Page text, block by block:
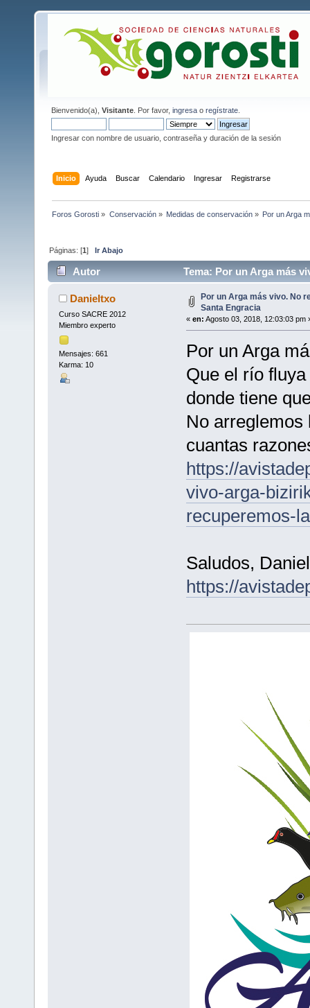
Bienvenido(a), Visitante . Por favor, ingresa o regístrate
Ingresar con nombre de usuario, contraseña y duración de la sesión
Inicio Ayuda Buscar Calendario Ingresar Registrarse
Foros Gorosti » Conservación» Medidas de conservación» Por un Arga
Páginas: [1]Ir Abajo
Autor Tema: Por un Arga más
Danieltxo
Curso SACRE 2012
Miembro experto
Mensajes: 661
Karma: 10
Por un Arga más vivo. No
Santa Engracia
« en: Agosto 03, 2018, 12:03:03 pm
Por un Arga
Que el río
donde tiene
No arreglemos
cuantas
https://
vivo-arga-
recuperemos-
Saludos,
https://